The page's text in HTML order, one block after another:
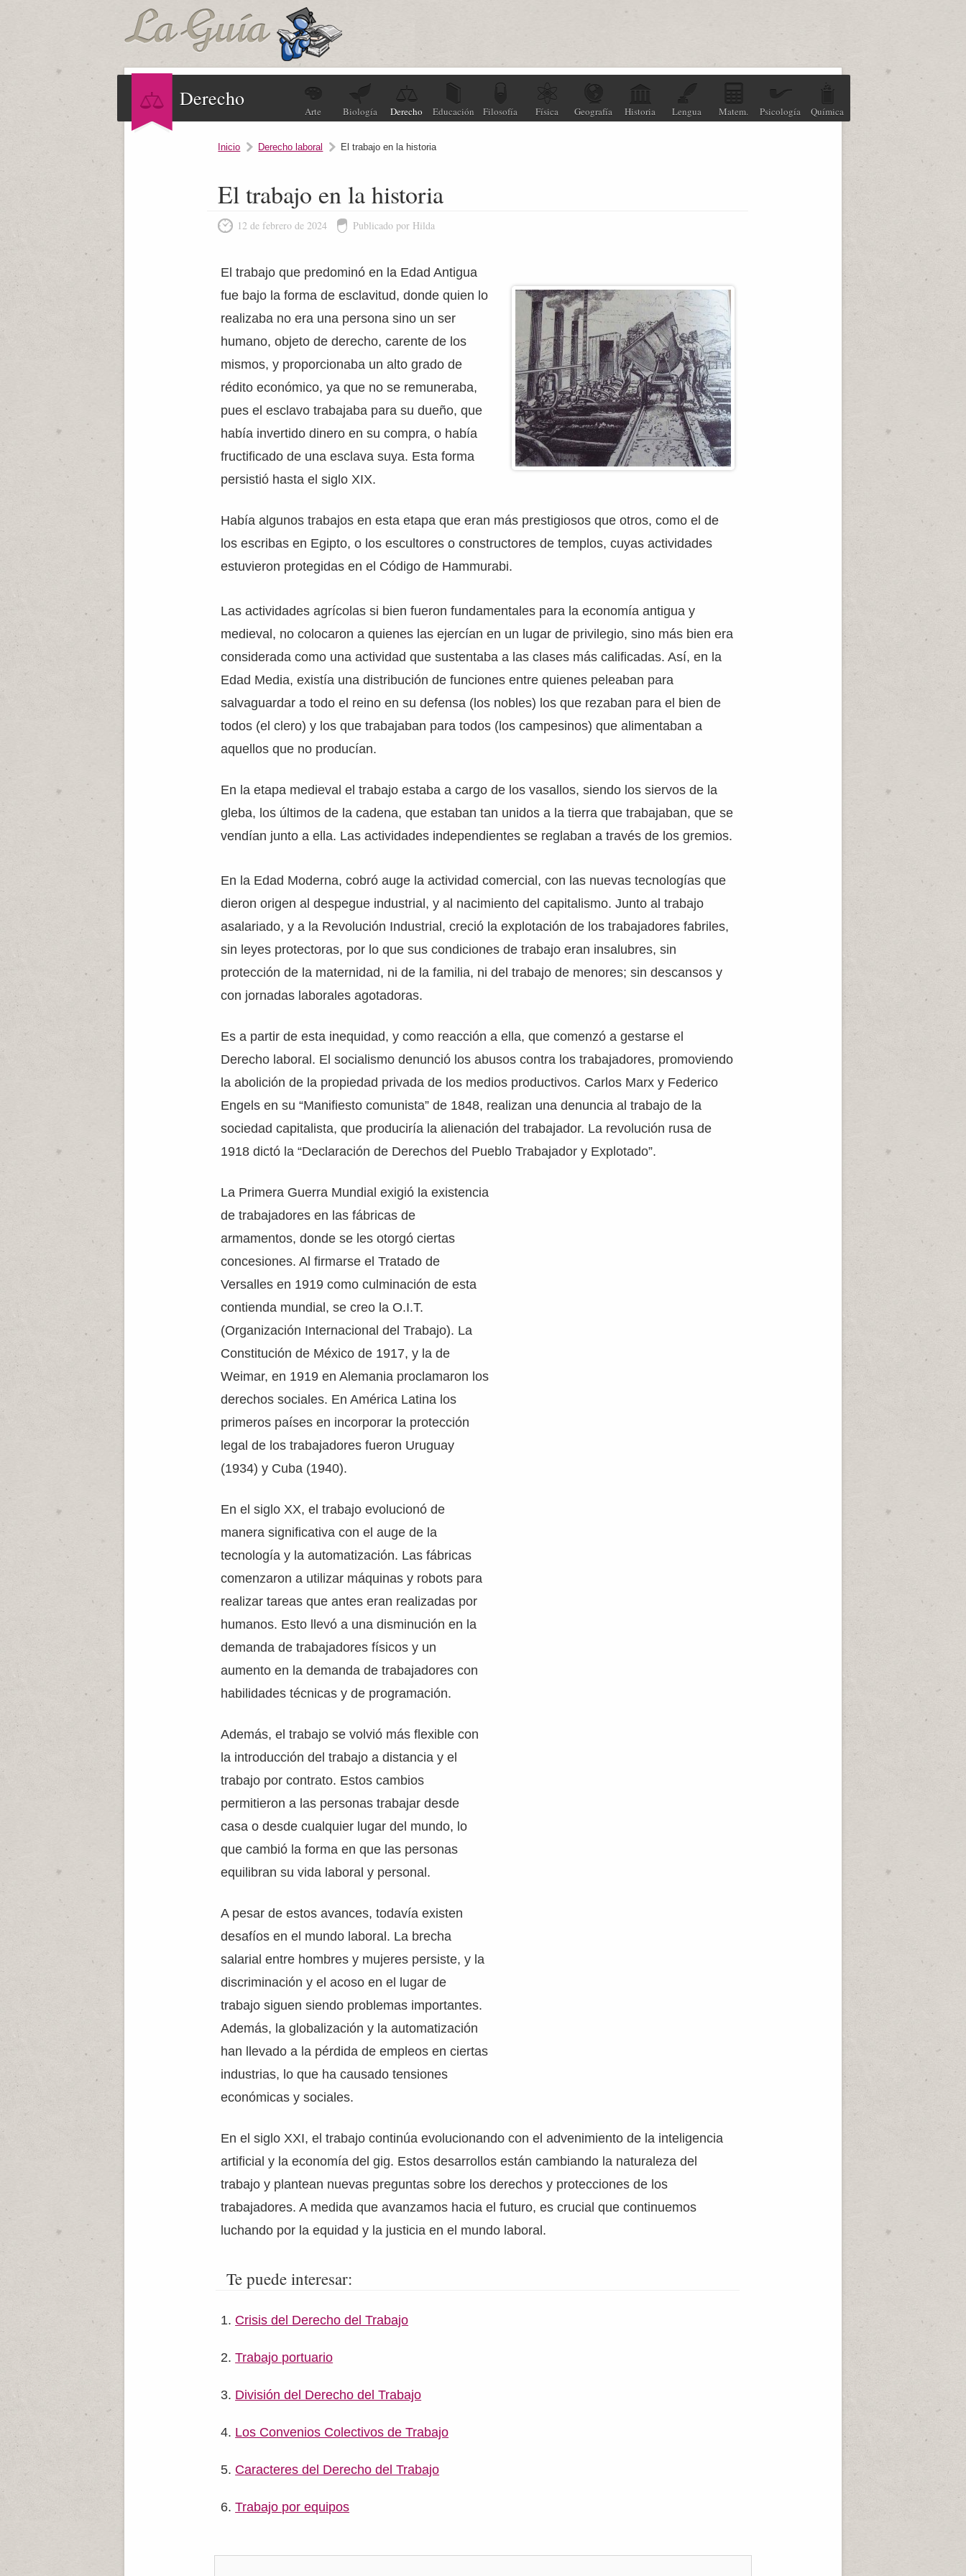
Derecho
Arte Biología Derecho Educación Filosofía Física Geografía Historia Lengua Matem. Psicología Química
Inicio Derecho laboral El trabajo en la historia
El trabajo en la historia
12 de febrero de 2024 Publicado por Hilda
El trabajo que predominó en la Edad Antigua
fue bajo la forma de esclavitud, donde quien lo
realizaba no era una persona sino un ser
humano, objeto de derecho, carente de los
mismos, y proporcionaba un alto grado de
rédito económico, ya que no se remuneraba,
pues el esclavo trabajaba para su dueño, que
había invertido dinero en su compra, o había
fructificado de una esclava suya. Esta forma
persistió hasta el siglo XIX.
Había algunos trabajos en esta etapa que eran más prestigiosos que otros, como el de
los escribas en Egipto, o los escultores o constructores de templos, cuyas actividades
estuvieron protegidas en el Código de Hammurabi.
Las actividades agrícolas si bien fueron fundamentales para la economía antigua y
medieval, no colocaron a quienes las ejercían en un lugar de privilegio, sino más bien era
considerada como una actividad que sustentaba a las clases más calificadas. Así, en la
Edad Media, existía una distribución de funciones entre quienes peleaban para
salvaguardar a todo el reino en su defensa (los nobles) los que rezaban para el bien de
todos (el clero) y los que trabajaban para todos (los campesinos) que alimentaban a
aquellos que no producían.
En la etapa medieval el trabajo estaba a cargo de los vasallos, siendo los siervos de la
gleba, los últimos de la cadena, que estaban tan unidos a la tierra que trabajaban, que se
vendían junto a ella. Las actividades independientes se reglaban a través de los gremios.
En la Edad Moderna, cobró auge la actividad comercial, con las nuevas tecnologías que
dieron origen al despegue industrial, y al nacimiento del capitalismo. Junto al trabajo
asalariado, y a la Revolución Industrial, creció la explotación de los trabajadores fabriles,
sin leyes protectoras, por lo que sus condiciones de trabajo eran insalubres, sin
protección de la maternidad, ni de la familia, ni del trabajo de menores; sin descansos y
con jornadas laborales agotadoras.
Es a partir de esta inequidad, y como reacción a ella, que comenzó a gestarse el
Derecho laboral. El socialismo denunció los abusos contra los trabajadores, promoviendo
la abolición de la propiedad privada de los medios productivos. Carlos Marx y Federico
Engels en su “Manifiesto comunista” de 1848, realizan una denuncia al trabajo de la
sociedad capitalista, que produciría la alienación del trabajador. La revolución rusa de
1918 dictó la “Declaración de Derechos del Pueblo Trabajador y Explotado”.
La Primera Guerra Mundial exigió la existencia
de trabajadores en las fábricas de
armamentos, donde se les otorgó ciertas
concesiones. Al firmarse el Tratado de
Versalles en 1919 como culminación de esta
contienda mundial, se creo la O.I.T.
(Organización Internacional del Trabajo). La
Constitución de México de 1917, y la de
Weimar, en 1919 en Alemania proclamaron los
derechos sociales. En América Latina los
primeros países en incorporar la protección
legal de los trabajadores fueron Uruguay
(1934) y Cuba (1940).
En el siglo XX, el trabajo evolucionó de
manera significativa con el auge de la
tecnología y la automatización. Las fábricas
comenzaron a utilizar máquinas y robots para
realizar tareas que antes eran realizadas por
humanos. Esto llevó a una disminución en la
demanda de trabajadores físicos y un
aumento en la demanda de trabajadores con
habilidades técnicas y de programación.
Además, el trabajo se volvió más flexible con
la introducción del trabajo a distancia y el
trabajo por contrato. Estos cambios
permitieron a las personas trabajar desde
casa o desde cualquier lugar del mundo, lo
que cambió la forma en que las personas
equilibran su vida laboral y personal.
A pesar de estos avances, todavía existen
desafíos en el mundo laboral. La brecha
salarial entre hombres y mujeres persiste, y la
discriminación y el acoso en el lugar de
trabajo siguen siendo problemas importantes.
Además, la globalización y la automatización
han llevado a la pérdida de empleos en ciertas
industrias, lo que ha causado tensiones
económicas y sociales.
En el siglo XXI, el trabajo continúa evolucionando con el advenimiento de la inteligencia
artificial y la economía del gig. Estos desarrollos están cambiando la naturaleza del
trabajo y plantean nuevas preguntas sobre los derechos y protecciones de los
trabajadores. A medida que avanzamos hacia el futuro, es crucial que continuemos
luchando por la equidad y la justicia en el mundo laboral.
Te puede interesar:
Crisis del Derecho del Trabajo
Trabajo portuario
División del Derecho del Trabajo
Los Convenios Colectivos de Trabajo
Caracteres del Derecho del Trabajo
Trabajo por equipos